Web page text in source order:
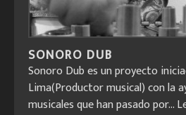
SONORO DUB
Sonoro Dub es un proyecto
Lima(Productor musical) con la
musicales que han pasado por...